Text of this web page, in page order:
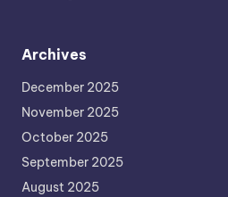
Archives
December 2025
November 2025
October 2025
September 2025
August 2025